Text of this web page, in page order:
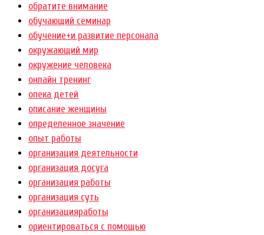
обратите внимание
обучающий семинар
обучение+и развитие персонала
окружающий мир
окружение человека
онлайн тренинг
опека детей
описание женщины
определенное значение
опыт работы
организация деятельности
организация досуга
организация работы
организация суть
организацияработы
ориентироваться с помощью